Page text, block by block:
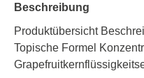
Beschreibung
Produktübersicht
Topische Formel